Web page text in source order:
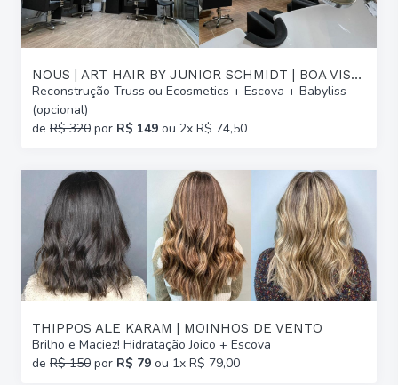
NOUS | ART HAIR BY JUNIOR SCHMIDT | BOA VISTA
Reconstrução Truss ou Ecosmetics + Escova + Babyliss
(opcional)
de R$ 320 por R$ 149 ou 2x R$ 74,50
THIPPOS ALE KARAM | MOINHOS DE VENTO
Brilho e Maciez! Hidratação Joico + Escova
de R$ 150 por R$ 79 ou 1x R$ 79,00